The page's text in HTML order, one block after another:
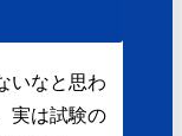
いなと思わ
実は試験の